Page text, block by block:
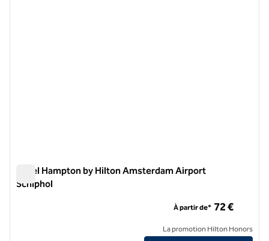
Hôtel Hampton by Hilton Amsterdam Airport
Schiphol
À partir de* 72 €
La promotion Hilton Honors